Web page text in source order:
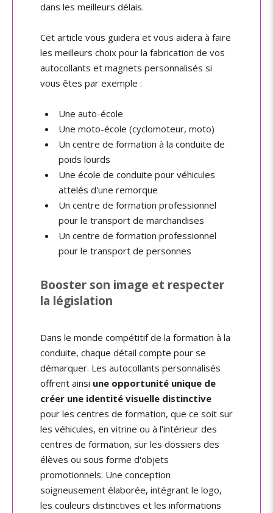
dans les meilleurs délais.
Cet article vous guidera et vous aidera à faire
les meilleurs choix pour la fabrication de vos
autocollants et magnets personnalisés si
vous êtes par exemple :
Une auto-école
Une moto-école (cyclomoteur, moto)
Un centre de formation à la conduite de
poids lourds
Une école de conduite pour véhicules
attelés d'une remorque
Un centre de formation professionnel
pour le transport de marchandises
Un centre de formation professionnel
pour le transport de personnes
Booster son image et respecter
la législation
Dans le monde compétitif de la formation à la
conduite, chaque détail compte pour se
démarquer. Les autocollants personnalisés
offrent ainsi une opportunité unique de
créer une identité visuelle distinctive
pour les centres de formation, que ce soit sur
les véhicules, en vitrine ou à l'intérieur des
centres de formation, sur les dossiers des
élèves ou sous forme d'objets
promotionnels. Une conception
soigneusement élaborée, intégrant le logo,
les couleurs distinctives et les informations